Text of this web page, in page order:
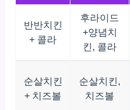
반반치킨
+ 콜라
후라이드
+양념치
킨, 콜라
순살치킨
+ 치즈볼
순살치킨,
치즈볼